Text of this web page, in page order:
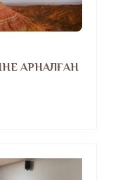
АРНАЛҒАН